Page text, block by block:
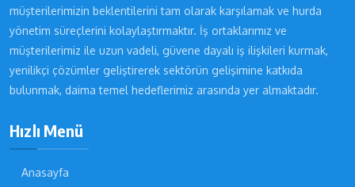
müşterilerimizin beklentilerini tam olarak karşılamak ve hurda
yönetim süreçlerini kolaylaştırmaktır. İş ortaklarımız ve
müşterilerimiz ile uzun vadeli, güvene dayalı iş ilişkileri kurmak,
yenilikçi çözümler geliştirerek sektörün gelişimine katkıda
bulunmak, daima temel hedeflerimiz arasında yer almaktadır.
Hızlı Menü
Anasayfa